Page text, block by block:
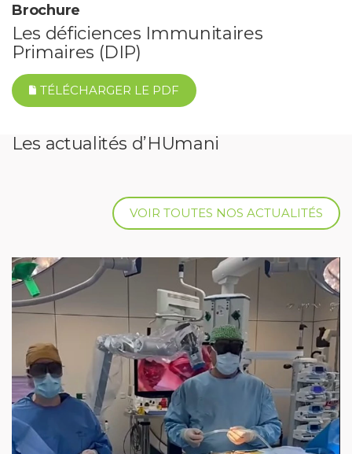
Brochure
Les déficiences Immunitaires
Primaires (DIP)
TÉLÉCHARGER LE PDF
Les actualités d’HUmani
VOIR TOUTES NOS ACTUALITÉS